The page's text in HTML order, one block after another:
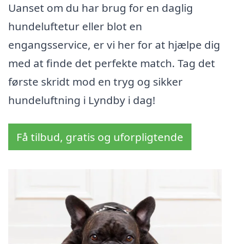
Uanset om du har brug for en daglig
hundeluftetur eller blot en
engangsservice, er vi her for at hjælpe dig
med at finde det perfekte match. Tag det
første skridt mod en tryg og sikker
hundeluftning i Lyndby i dag!
Få tilbud, gratis og uforpligtende